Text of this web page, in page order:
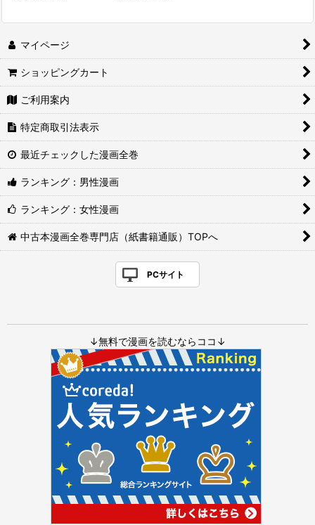
マイページ
ショッピングカート
ご利用案内
特定商取引法表示
最近チェックした漫画全巻
ランキング：男性漫画
ランキング：女性漫画
中古本漫画全巻専門店（紙書籍通販）TOPへ
PCサイト
↓無料で漫画を読むならココ↓